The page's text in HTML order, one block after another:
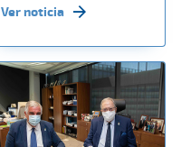
Ver noticia